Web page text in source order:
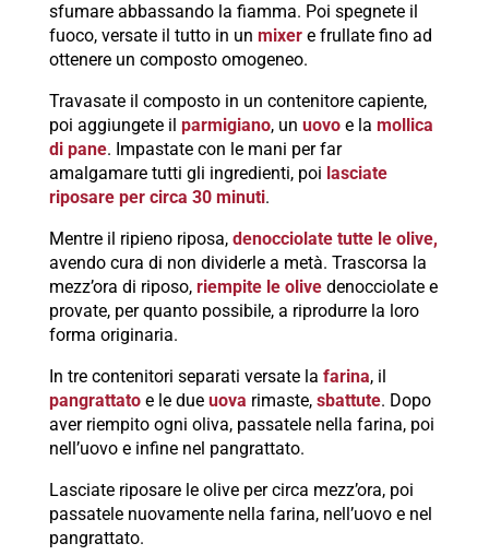
sfumare abbassando la fiamma. Poi spegnete il
fuoco, versate il tutto in un mixere frullate fino ad
ottenere un composto omogeneo.
Travasate il composto in un contenitore capiente,
poi aggiungete il parmigiano, un uovoe la mollica
di pane. Impastate con le mani per far
amalgamare tutti gli ingredienti, poi lasciate
riposare per circa 30 minuti.
Mentre il ripieno riposa, denocciolate tutte le olive,
avendo cura di non dividerle a metà. Trascorsa la
mezz’ora di riposo,riempite le olive denocciolate e
provate, per quanto possibile, a riprodurre la loro
forma originaria.
In tre contenitori separati versate la farina, il
pangrattato e le due uova rimaste, sbattute. Dopo
aver riempito ogni oliva, passatele nella farina, poi
nell’uovo e infine nel pangrattato.
Lasciate riposare le olive per circa mezz’ora, poi
passatele nuovamente nella farina, nell’uovo e nel
pangrattato.